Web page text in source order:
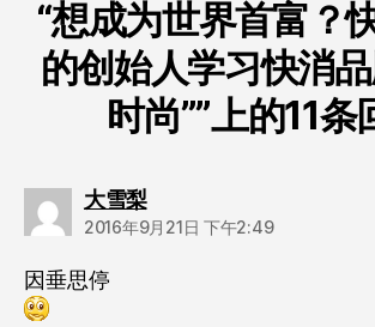
“想成为世界首富？
的创始人学习快消
时尚””上的11条
大雪梨说：
2016年9月21日 下午2:49
因垂思停